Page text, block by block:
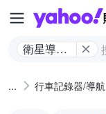
衛星導航
行車記錄器/導航